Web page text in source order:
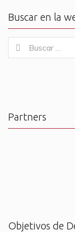
Buscar en la
for:
Buscar
Partners
Objetivos de